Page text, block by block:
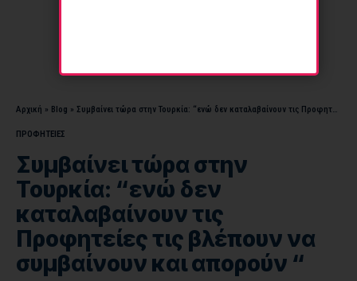
Αρχική » Blog » Συμβαίνει τώρα στην Τουρκία: “ενώ δεν καταλαβαίνουν τις Προφητείες τις βλέπουν να συμβαίνουν και απορούν “
ΠΡΟΦΗΤΕΙΕΣ
Συμβαίνει τώρα στην
Τουρκία: “ενώ δεν
καταλαβαίνουν τις
Προφητείες τις βλέπουν να
συμβαίνουν και απορούν “